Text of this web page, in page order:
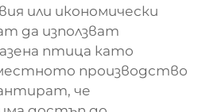
или икономически
да използват
птица като
производство
че